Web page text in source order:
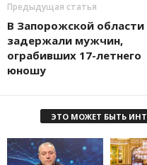
Предыдущая статья
В Запорожской области
задержали мужчин,
ограбивших 17-летнего
юношу
ЭТО МОЖЕТ БЫТЬ